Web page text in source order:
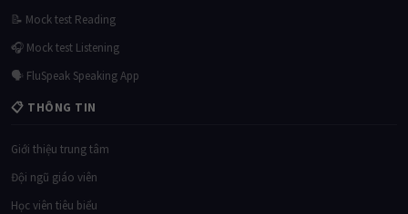
📝 Mock test Reading
🎧 Mock test Listening
🗣 FluSpeak Speaking App
📋 THÔNG TIN
Giới thiệu trung tâm
Đội ngũ giáo viên
Học viên tiêu biểu